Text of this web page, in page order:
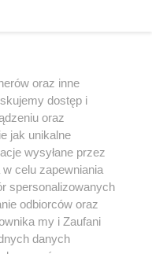
być powielany i
w jakikolwiek sposób (w
jakimkolwiek polu
z umieszczaniem w Internecie
użycie lub
z naruszeniem prawa, tzn.
kary i może być ścigane
oraz inne
dostęp i
oraz
jak unikalne
wysyłane przez
celu zapewniania
spersonalizowanych
odbiorców oraz
my i Zaufani
danych